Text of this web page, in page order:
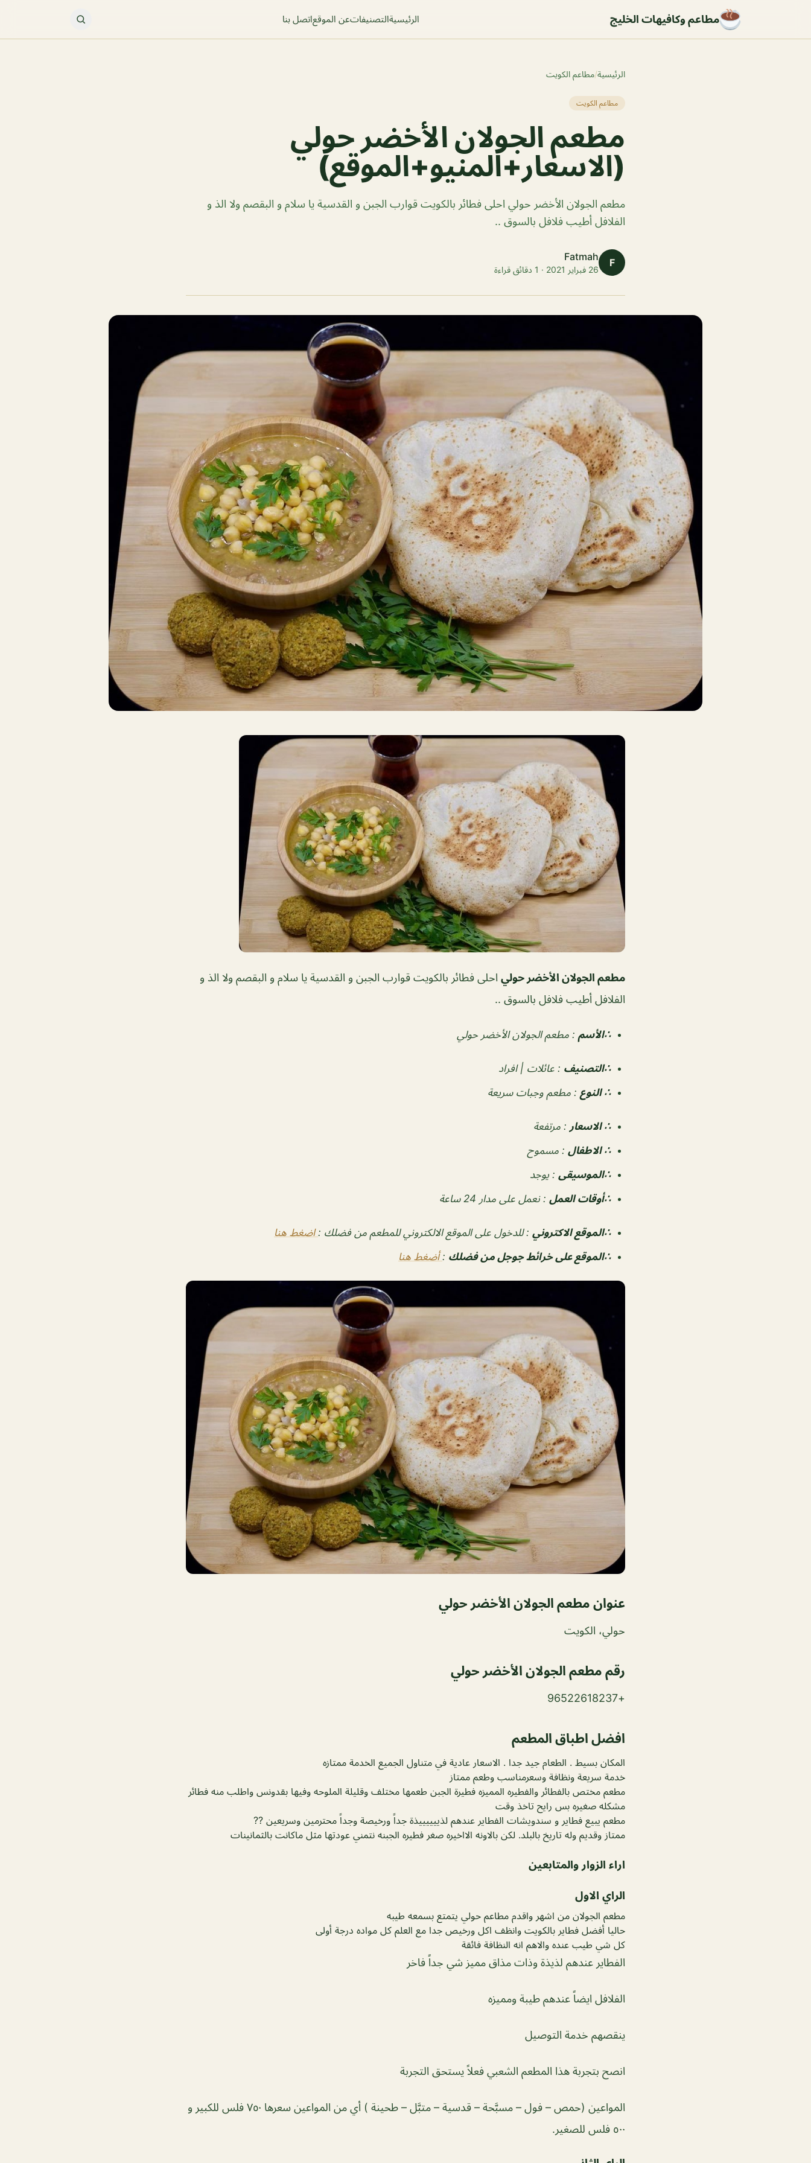
مطاعم وكافيهات الخليج الرئيسيةالتصنيفاتعن الموقعاتصل بنا
الرئيسية/مطاعم الكويت
مطاعم الكويت
مطعم الجولان الأخضر حولي
(الاسعار+المنيو+الموقع)
مطعم الجولان الأخضر حولي احلى فطائر بالكويت قوارب الجبن و القدسية يا سلام و البقصم ولا الذ و
الفلافل أطيب فلافل بالسوق ..
F
Fatmah
26 فبراير 2021 · 1 دقائق قراءة
مطعم الجولان الأخضر حولي احلى فطائر بالكويت قوارب الجبن و القدسية يا سلام و البقصم ولا الذ و
الفلافل أطيب فلافل بالسوق ..
∴الأسم : مطعم الجولان الأخضر حولي
∴التصنيف : عائلات | افراد
∴ النوع : مطعم وجبات سريعة
∴ الاسعار : مرتفعة
∴ الاطفال : مسموح
∴الموسيقى : يوجد
‏∴أوقات العمل : نعمل على مدار 24 ساعة
∴الموقع الاكتروني : للدخول على الموقع الالكتروني للمطعم من فضلك :اضغط هنا
∴الموقع على خرائط جوجل من فضلك :أضغط هنا
عنوان مطعم الجولان الأخضر حولي
حولي، الكويت
رقم مطعم الجولان الأخضر حولي
+96522618237
افضل اطباق المطعم
المكان بسيط . الطعام جيد جدا . الاسعار عادية في متناول الجميع الخدمة ممتازه
خدمة سريعة ونظافة وسعرمناسب وطعم ممتاز
مطعم مختص بالفطائر والفطيره المميزه فطيرة الجبن طعمها مختلف وقليلة الملوحه وفيها بقدونس واطلب منه فطائر
مشكله صغيره بس رايح تاخذ وقت
مطعم يبيع فطاير و سندويشات الفطاير عندهم لذييييييذة جداً ورخيصة وجداً محترمين وسريعين ??
ممتاز وقديم وله تاريخ بالبلد. لكن بالاونه الااخيره صغر فطيره الجبنه نتمني عودتها مثل ماكانت بالثمانينات
اراء الزوار والمتابعين
الراي الاول
مطعم الجولان من اشهر واقدم مطاعم حولي يتمتع بسمعه طيبه
حاليا أفضل فطاير بالكويت وانظف اكل ورخيص جدا مع العلم كل مواده درجة أولى
كل شي طيب عنده والاهم انه النظافة فائقة
الفطاير عندهم لذيذة وذات مذاق مميز شي جداً فاخر
الفلافل ايضاً عندهم طيبة ومميزه
ينقصهم خدمة التوصيل
انصح بتجربة هذا المطعم الشعبي فعلاً يستحق التجربة
المواعين (حمص – فول – مسبَّحة – قدسية – متبَّل – طحينة ) أي من المواعين سعرها ٧٥٠ فلس للكبير و
٥٠٠ فلس للصغير.